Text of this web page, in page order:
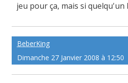
jeu pour ça, mais si
BeberKing
Dimanche 27 Janvier 2008 à 12:50